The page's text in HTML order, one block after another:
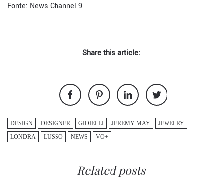
Fonte: News Channel 9
Share this article:
DESIGN DESIGNER GIOIELLI JEREMY MAY
JEWELRY
LONDRA
LUSSO NEWS VO+
Related posts